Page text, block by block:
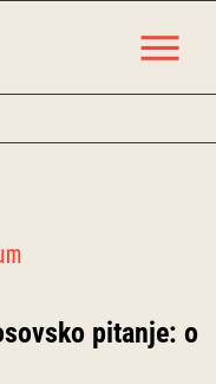
pitanje: o